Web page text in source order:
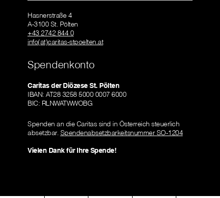
Hasnerstraße 4
A-3100 St. Pölten
+43 2742 844 0
info(at)caritas-stpoelten.at
Spendenkonto
Caritas der Diözese St. Pölten
IBAN: AT28 3258 5000 0007 6000
BIC: RLNWATWWOBG
Spenden an die Caritas sind in Österreich steuerlich
absetzbar. Spendenabsetzbarkeitsnummer SO-1204
Vielen Dank für Ihre Spende!